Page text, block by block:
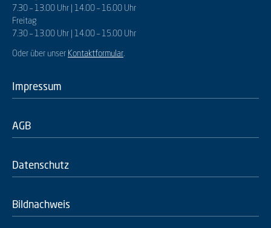
7.30 – 13.00 Uhr | 14.00 – 16.00 Uhr
Freitag
7.30 – 13.00 Uhr | 14.00 – 15.00 Uhr
Oder über unser Kontaktformular.
Impressum
AGB
Datenschutz
Bildnachweis